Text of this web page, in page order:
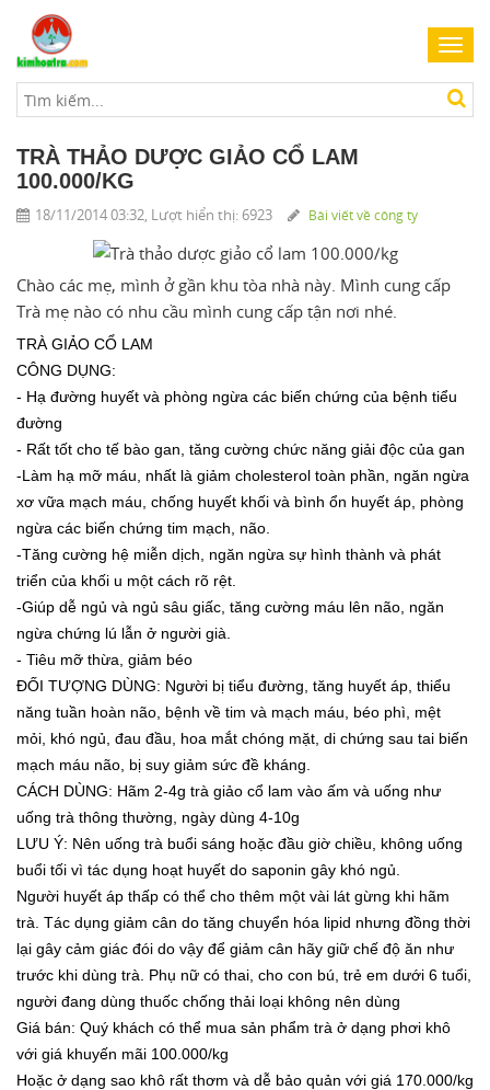
TRÀ THẢO DƯỢC GIẢO CỔ LAM
100.000/KG
18/11/2014 03:32, Lượt hiển thị: 6923 Bài viết về công ty
Chào các mẹ, mình ở gần khu tòa nhà này. Mình cung cấp
Trà mẹ nào có nhu cầu mình cung cấp tận nơi nhé.
TRÀ GIẢO CỔ LAM
CÔNG DỤNG:
- Hạ đường huyết và phòng ngừa các biến chứng của bệnh tiểu
đường
- Rất tốt cho tế bào gan, tăng cường chức năng giải độc của gan
-Làm hạ mỡ máu, nhất là giảm cholesterol toàn phần, ngăn ngừa
xơ vữa mạch máu, chống huyết khối và bình ổn huyết áp, phòng
ngừa các biến chứng tim mạch, não.
-Tăng cường hệ miễn dịch, ngăn ngừa sự hình thành và phát
triển của khối u một cách rõ rệt.
-Giúp dễ ngủ và ngủ sâu giấc, tăng cường máu lên não, ngăn
ngừa chứng lú lẫn ở người già.
- Tiêu mỡ thừa, giảm béo
ĐỐI TƯỢNG DÙNG: Người bị tiểu đường, tăng huyết áp, thiểu
năng tuần hoàn não, bệnh về tim và mạch máu, béo phì, mệt
mỏi, khó ngủ, đau đầu, hoa mắt chóng mặt, di chứng sau tai biến
mạch máu não, bị suy giảm sức đề kháng.
CÁCH DÙNG: Hãm 2-4g trà giảo cổ lam vào ấm và uống như
uống trà thông thường, ngày dùng 4-10g
LƯU Ý: Nên uống trà buổi sáng hoặc đầu giờ chiều, không uống
buổi tối vì tác dụng hoạt huyết do saponin gây khó ngủ.
Người huyết áp thấp có thể cho thêm một vài lát gừng khi hãm
trà. Tác dụng giảm cân do tăng chuyển hóa lipid nhưng đồng thời
lại gây cảm giác đói do vậy để giảm cân hãy giữ chế độ ăn như
trước khi dùng trà. Phụ nữ có thai, cho con bú, trẻ em dưới 6 tuổi,
người đang dùng thuốc chống thải loại không nên dùng
Giá bán: Quý khách có thể mua sản phẩm trà ở dạng phơi khô
với giá khuyến mãi 100.000/kg
Hoặc ở dạng sao khô rất thơm và dễ bảo quản với giá 170.000/kg